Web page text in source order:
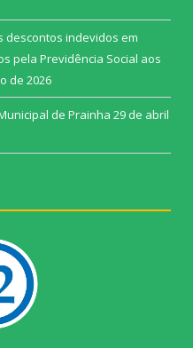
descontos indevidos em
pela Previdência Social aos
de 2026
de Prainha 29 de abril